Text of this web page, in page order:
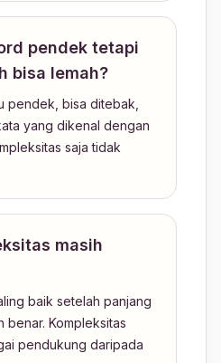
pendek tetapi
bisa lemah?
pendek, bisa ditebak,
yang dikenal dengan
saja tidak
masih
baik setelah panjang
benar. Kompleksitas
pendukung daripada